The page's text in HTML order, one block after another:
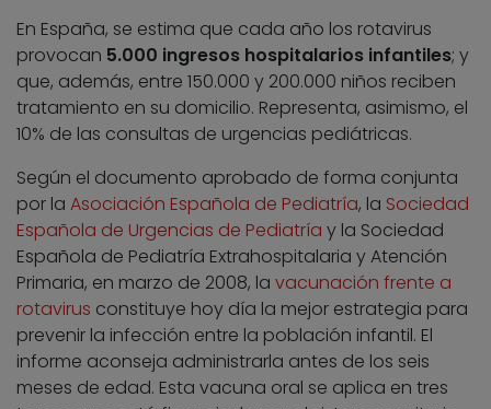
En España, se estima que cada año los rotavirus
provocan 5.000 ingresos hospitalarios infantiles; y
que, además, entre 150.000 y 200.000 niños reciben
tratamiento en su domicilio. Representa, asimismo, el
10% de las consultas de urgencias pediátricas.
Según el documento aprobado de forma conjunta
por la Asociación Española de Pediatría, la Sociedad
Española de Urgencias de Pediatría y la Sociedad
Española de Pediatría Extrahospitalaria y Atención
Primaria, en marzo de 2008, la vacunación frente a
rotavirus constituye hoy día la mejor estrategia para
prevenir la infección entre la población infantil. El
informe aconseja administrarla antes de los seis
meses de edad. Esta vacuna oral se aplica en tres